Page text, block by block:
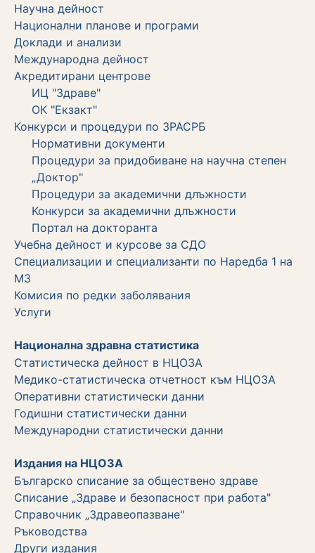
Научна дейност
Национални планове и програми
Доклади и анализи
Международна дейност
Акредитирани центрове
ИЦ "Здраве"
ОК "Екзакт"
Конкурси и процедури по ЗРАСРБ
Нормативни документи
Процедури за придобиване на научна степен
„Доктор"
Процедури за академични длъжности
Koнкурси за академични длъжности
Портал на докторанта
Учебна дейност и курсове за СДО
Специализации и специализанти по Наредба 1 на
МЗ
Комисия по редки заболявания
Услуги
Национална здравна статистика
Статистическа дейност в НЦОЗА
Медико-статистическа отчетност към НЦОЗА
Оперативни статистически данни
Годишни статистически данни
Международни статистически данни
Издания на НЦОЗА
Българско списание за обществено здраве
Списание „Здраве и безопасност при работа"
Справочник „Здравеопазване"
Ръководства
Други издания